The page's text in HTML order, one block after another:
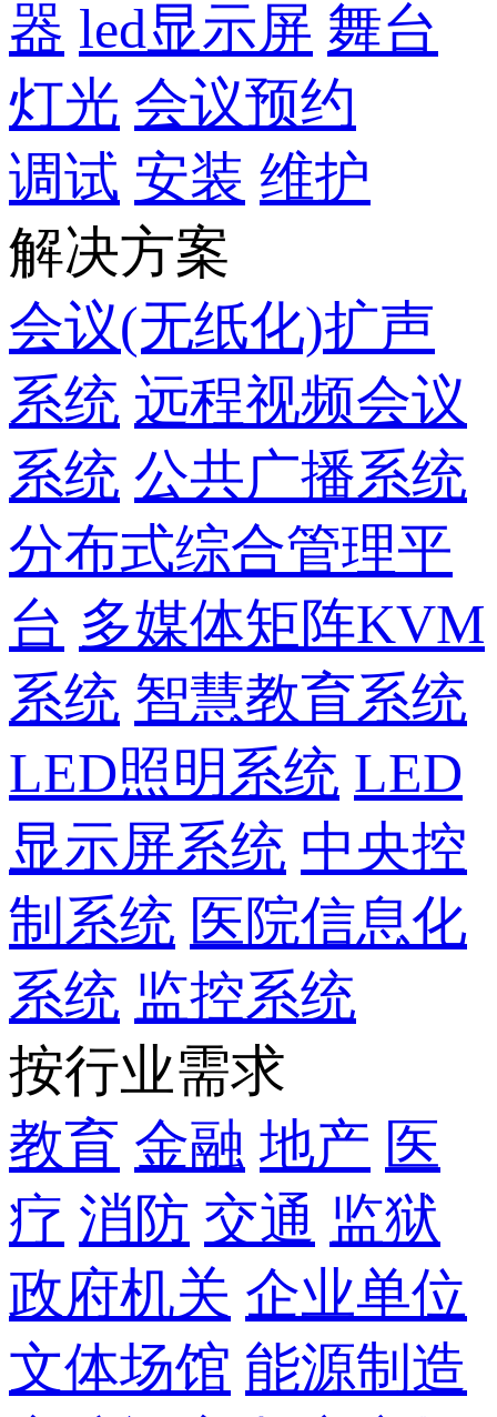
器 led显示屏 舞台
灯光 会议预约
调试 安装 维护
解决方案
会议(无纸化)扩声
系统 远程视频会议
系统 公共广播系统
分布式综合管理平
台 多媒体矩阵KVM
系统 智慧教育系统
LED照明系统 LED
显示屏系统 中央控
制系统 医院信息化
系统 监控系统
按行业需求
教育 金融 地产 医
疗 消防 交通 监狱
政府机关 企业单位
文体场馆 能源制造